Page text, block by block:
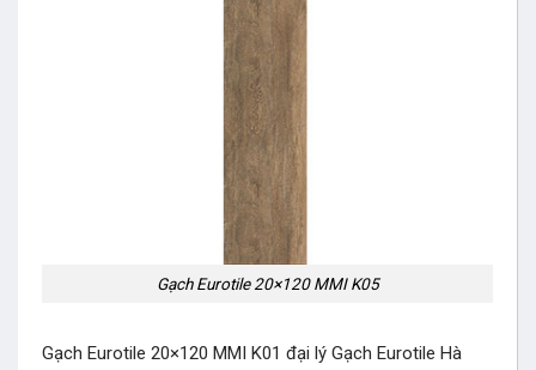
Gạch Eurotile 20×120 MMI K05
Gạch Eurotile 20×120 MMI K01 đại lý Gạch Eurotile Hà